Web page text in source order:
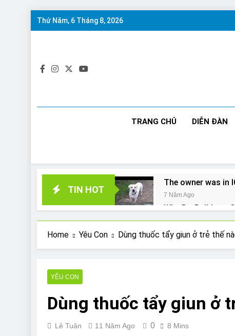
Skip
Thứ Năm, 6 Tháng 8, 2026
TRANG CHỦ DIỄN ĐÀN
TIN HOT
The owner was in
7 Năm Ago
Why Do Bulldogs
7 Năm Ago
Are Bulldogs
7 Năm Ago
Can Bulldogs
7 Năm Ago
Home Yêu Con Dùng thuốc tẩy giun ở trẻ thế
YÊU CON
Dùng thuốc tẩy giun ở
Lê Tuân 11 Năm Ago 0 8 Mins